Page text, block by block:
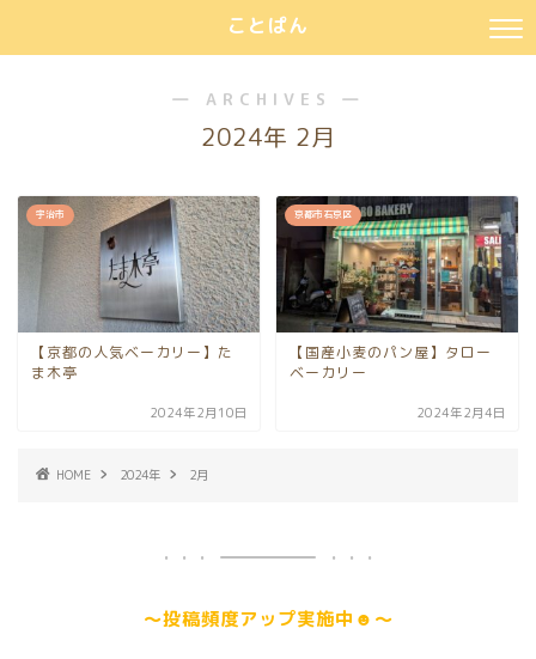
ことぱん
― ARCHIVES ―
2024年 2月
宇治市
【京都の人気ベーカリー】た
ま木亭
2024年2月10日
京都市右京区
【国産小麦のパン屋】タロー
ベーカリー
2024年2月4日
HOME 2024年 2月
～投稿頻度アップ実施中☻～